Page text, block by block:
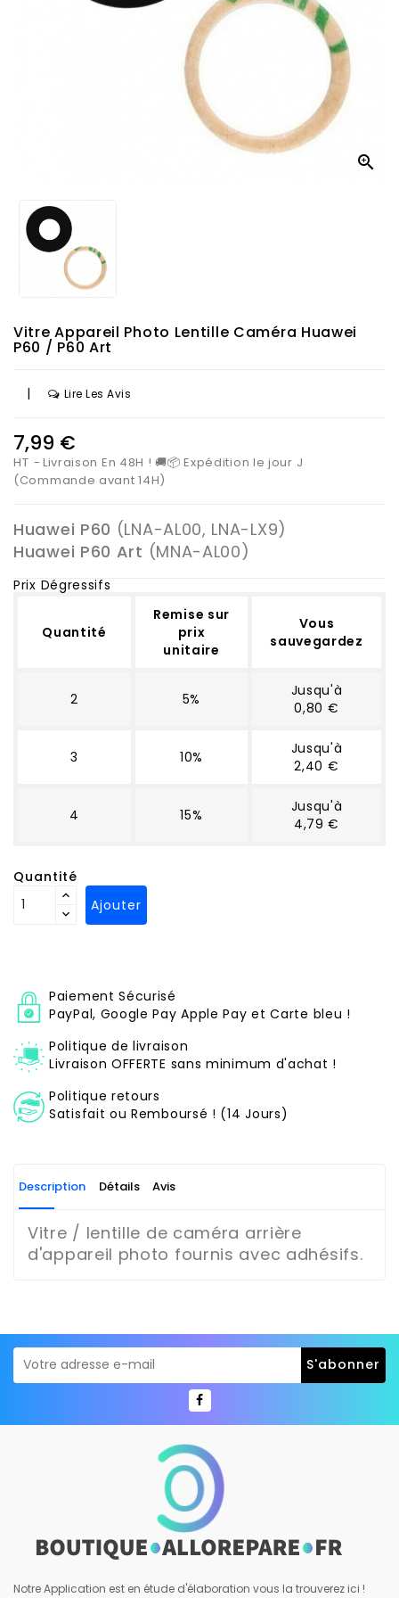

Vitre Appareil Photo Lentille Caméra Huawei
P60 / P60 Art
| Lire Les Avis
7,99 €
HT
Livraison En 48H ! 🚚📦 Expédition le jour J
(Commande avant 14H)
Huawei P60 (LNA-AL00, LNA-LX9)
Huawei P60 Art (MNA-AL00)
Prix Dégressifs
Quantité
Remise sur
prix
unitaire
Vous
sauvegardez
2 5%
Jusqu'à
0,80 €
3 10%
Jusqu'à
2,40 €
4 15%
Jusqu'à
4,79 €
Quantité
Ajouter
Paiement Sécurisé
PayPal, Google Pay Apple Pay et Carte bleu !
Politique de livraison
Livraison OFFERTE sans minimum d'achat !
Politique retours
Satisfait ou Remboursé ! (14 Jours)
Description Détails Avis
Vitre / lentille de caméra arrière
d'appareil photo fournis avec adhésifs.
Notre Application est en étude d'élaboration vous la trouverez ici !